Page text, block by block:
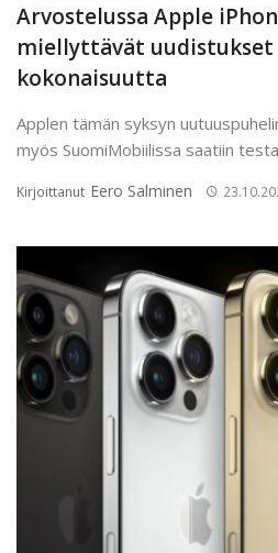
Arvostelussa Apple
miellyttävät
kokonaisuutta
Applen tämän syksyn
myös SuomiMobiilissa saatiin
Kirjoittanut Eero Salminen